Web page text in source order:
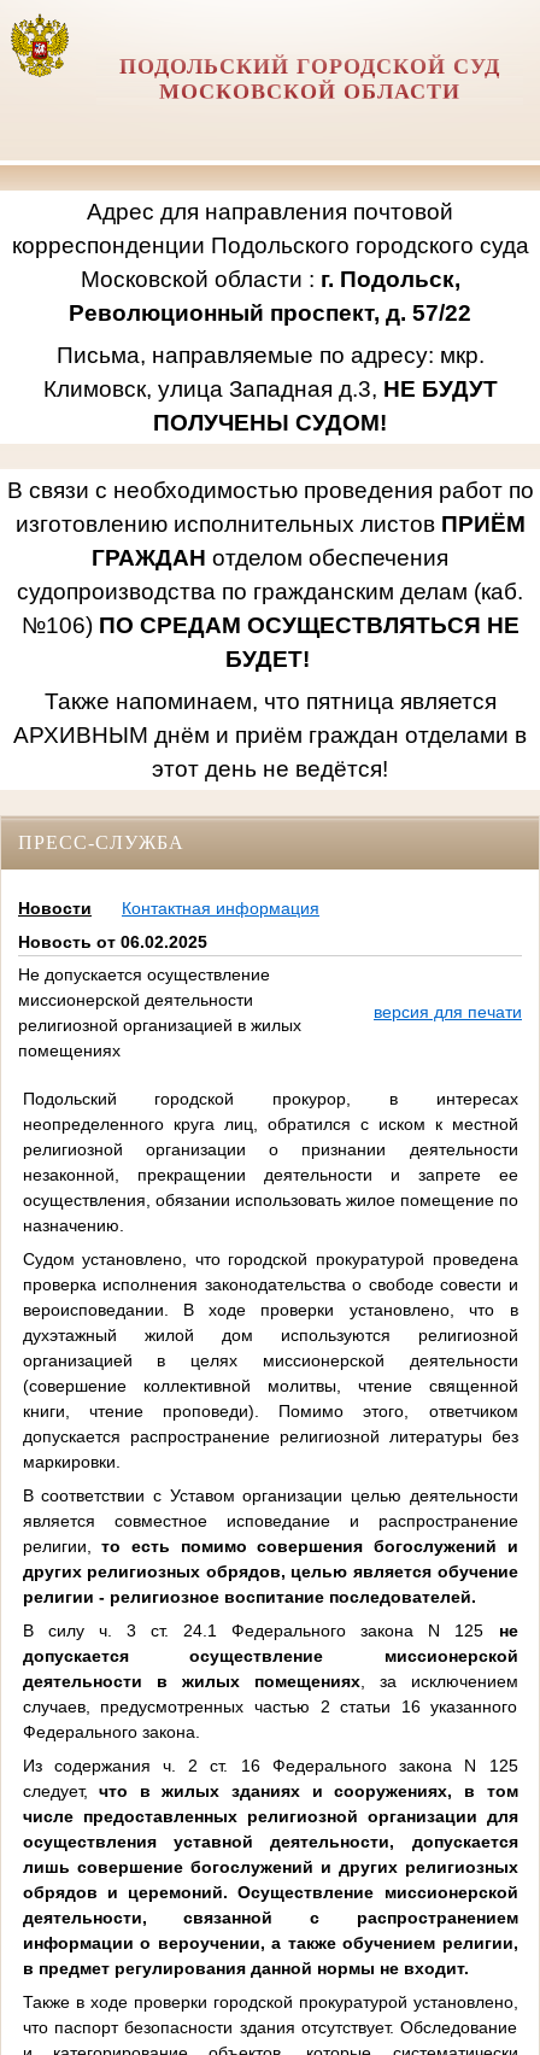
ПОДОЛЬСКИЙ ГОРОДСКОЙ СУД
МОСКОВСКОЙ ОБЛАСТИ
Адрес для направления почтовой
корреспонденции Подольского городского суда
Московской области : г. Подольск,
Революционный проспект, д. 57/22
Письма, направляемые по адресу: мкр.
Климовск, улица Западная д.3, НЕ БУДУТ
ПОЛУЧЕНЫ СУДОМ!
В связи с необходимостью проведения работ по
изготовлению исполнительных листов ПРИЁМ
ГРАЖДАН отделом обеспечения
судопроизводства по гражданским делам (каб.
№106) ПО СРЕДАМ ОСУЩЕСТВЛЯТЬСЯ НЕ
БУДЕТ!
Также напоминаем, что пятница является
АРХИВНЫМ днём и приём граждан отделами в
этот день не ведётся!
ПРЕСС-СЛУЖБА
Новости
Контактная информация
Новость от 06.02.2025
Не допускается осуществление
миссионерской деятельности
религиозной организацией в жилых
помещениях
версия для печати
Подольский городской прокурор, в интересах
неопределенного круга лиц, обратился с иском к местной
религиозной организации о признании деятельности
незаконной, прекращении деятельности и запрете ее
осуществления, обязании использовать жилое помещение по
назначению.
Судом установлено, что городской прокуратурой проведена
проверка исполнения законодательства о свободе совести и
вероисповедании. В ходе проверки установлено, что в
духэтажный жилой дом используются религиозной
организацией в целях миссионерской деятельности
(совершение коллективной молитвы, чтение священной
книги, чтение проповеди). Помимо этого, ответчиком
допускается распространение религиозной литературы без
маркировки.
В соответствии с Уставом организации целью деятельности
является совместное исповедание и распространение
религии,то есть помимо совершения богослужений и
других религиозных обрядов, целью является обучение
религии - религиозное воспитание последователей.
В силу ч. 3 ст. 24.1 Федерального закона N 125 не
допускается осуществление миссионерской
деятельности в жилых помещениях, за исключением
случаев, предусмотренных частью 2 статьи 16 указанного
Федерального закона.
Из содержания ч. 2 ст. 16 Федерального закона N 125
следует,что в жилых зданиях и сооружениях, в том
числе предоставленных религиозной организации для
осуществления уставной деятельности, допускается
лишь совершение богослужений и других религиозных
обрядов и церемоний. Осуществление миссионерской
деятельности, связанной с распространением
информации о вероучении, а также обучением религии,
в предмет регулирования данной нормы не входит.
Также в ходе проверки городской прокуратурой установлено,
что паспорт безопасности здания отсутствует. Обследование